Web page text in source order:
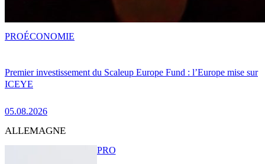
Premier investissement du Scaleup Europe Fund : l’Europe mise sur
ICEYE
05.08.2026
PROÉCONOMIE
ALLEMAGNE
PRO